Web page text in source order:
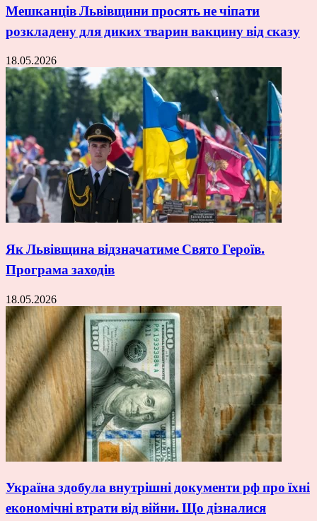
Мешканців Львівщини просять не чіпати
розкладену для диких тварин вакцину від сказу
18.05.2026
Як Львівщина відзначатиме Свято Героїв.
Програма заходів
18.05.2026
Україна здобула внутрішні документи рф про їхні
економічні втрати від війни. Що дізналися